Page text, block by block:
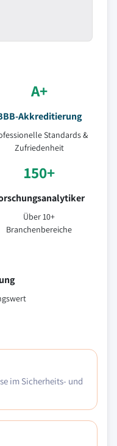
A+
Akkreditierung
Standards &
Zufriedenheit
150+
Über 10+
Branchenbereiche
im Sicherheits- und